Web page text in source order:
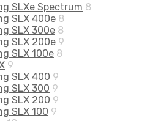
SLXe Spectrum 8
SLX 400e 8
SLX 300e 8
SLX 200e 9
SLX 100e 8
9
SLX 400 9
SLX 300 9
SLX 200 9
SLX 100 9